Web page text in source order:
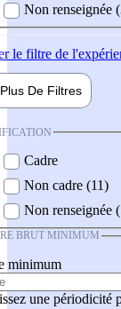
Non renseignée
le filtre de
Plus De Filtres
Cadre
Non cadre (11)
Non renseignée
BRUT MINIMUM
minimum
une périodicité